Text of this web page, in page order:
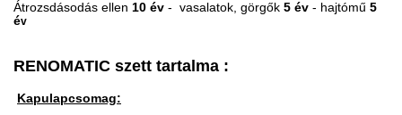
Átrozsdásodás ellen 10 év - vasalatok, görgők 5 év - hajtómű 5
év
RENOMATIC szett tartalma :
Kapulapcsomag: